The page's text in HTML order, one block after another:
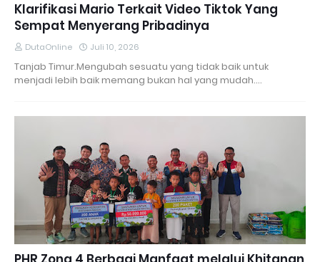
Klarifikasi Mario Terkait Video Tiktok Yang
Sempat Menyerang Pribadinya
DutaOnline Juli 10, 2026
Tanjab Timur.Mengubah sesuatu yang tidak baik untuk
menjadi lebih baik memang bukan hal yang mudah.…